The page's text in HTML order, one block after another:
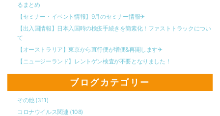
るまとめ
【セミナー・イベント情報】9月のセミナー情報✈︎
【出入国情報】日本入国時の検疫手続きを簡素化！ファストトラックについ
て
【オーストラリア】東京から直行便が増便&再開します✈︎
【ニュージーランド】レントゲン検査が不要となりました！
ブログカテゴリー
その他 (311)
コロナウイルス関連 (108)